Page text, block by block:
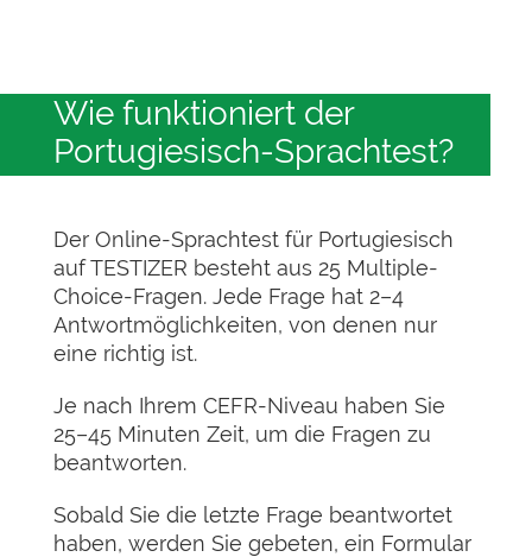
Wie funktioniert der
Portugiesisch-Sprachtest?
Der Online-Sprachtest für Portugiesisch
auf TESTIZER besteht aus 25 Multiple-
Choice-Fragen. Jede Frage hat 2–4
Antwortmöglichkeiten, von denen nur
eine richtig ist.
Je nach Ihrem CEFR-Niveau haben Sie
25–45 Minuten Zeit, um die Fragen zu
beantworten.
Sobald Sie die letzte Frage beantwortet
haben, werden Sie gebeten, ein Formular